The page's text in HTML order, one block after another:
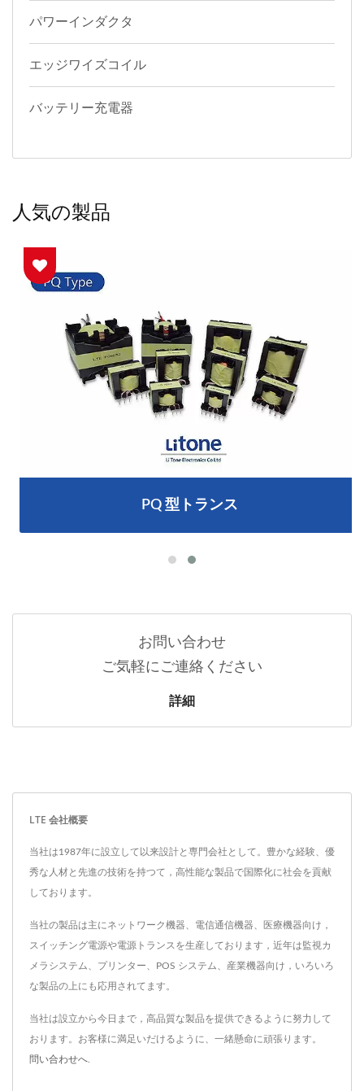
パワーインダクタ
エッジワイズコイル
バッテリー充電器
人気の製品
PQ 型トランス
お問い合わせ
ご気軽にご連絡ください
詳細
LTE 会社概要
当社は1987年に設立して以来設計と専門会社として。豊かな経験、優
秀な人材と先進の技術を持つて，高性能な製品で国際化に社会を貢献
しております。
当社の製品は主にネットワーク機器、電信通信機器、医療機器向け，
スイッチング電源や電源トランスを生産しております，近年は監視カ
メラシステム、プリンター、POS システム、産業機器向け，いろいろ
な製品の上にも応用されてます。
当社は設立から今日まで，高品質な製品を提供できるように努力して
おります。お客様に満足いだけるように、一緒懸命に頑張ります。
問い合わせへ